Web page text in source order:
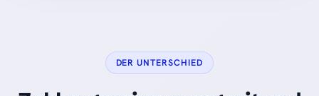
DER UNTERSCHIED